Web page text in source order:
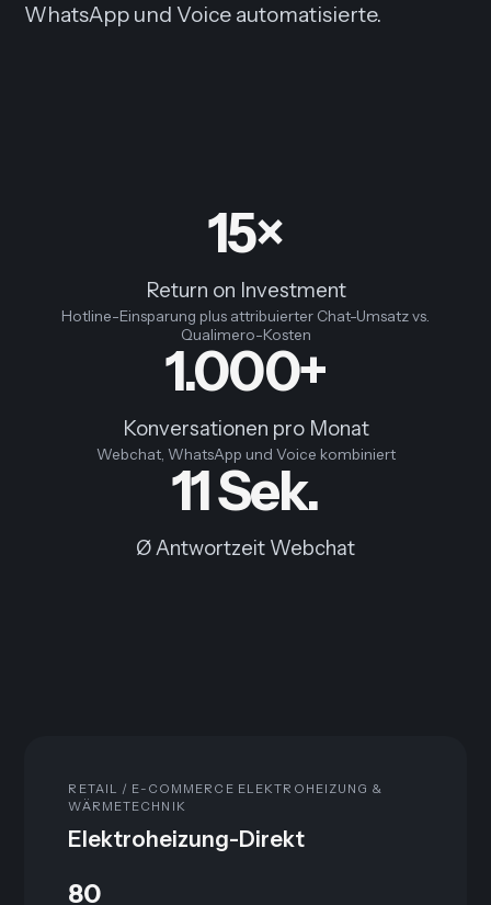
WhatsApp und Voice automatisierte.
15×
Return on Investment
Hotline-Einsparung plus attribuierter Chat-Umsatz vs.
Qualimero-Kosten
1.000+
Konversationen pro Monat
Webchat, WhatsApp und Voice kombiniert
11 Sek.
Ø Antwortzeit Webchat
RETAIL / E-COMMERCE ELEKTROHEIZUNG &
WÄRMETECHNIK
Elektroheizung-Direkt
80